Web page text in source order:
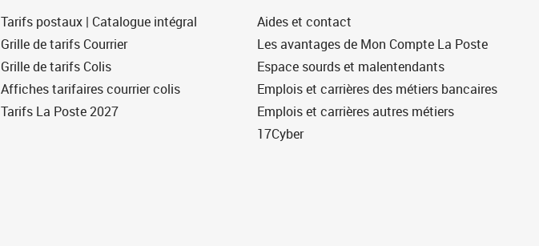
Tarifs postaux | Catalogue intégral
Grille de tarifs Courrier
Grille de tarifs Colis
Affiches tarifaires courrier colis
Tarifs La Poste 2027
Aides et contact
Les avantages de Mon Compte La Poste
Espace sourds et malentendants
Emplois et carrières des métiers bancaires
Emplois et carrières autres métiers
17Cyber